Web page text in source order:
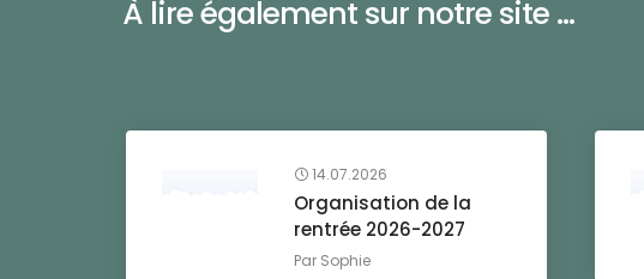
À lire également sur notre site ...
14.07.2026
Organisation de la
rentrée 2026-2027
Par Sophie